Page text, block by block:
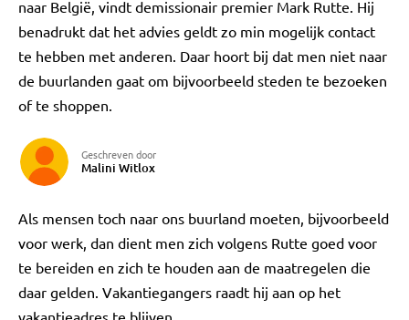
naar België, vindt demissionair premier Mark Rutte. Hij
benadrukt dat het advies geldt zo min mogelijk contact
te hebben met anderen. Daar hoort bij dat men niet naar
de buurlanden gaat om bijvoorbeeld steden te bezoeken
of te shoppen.
Geschreven door
Malini Witlox
Als mensen toch naar ons buurland moeten, bijvoorbeeld
voor werk, dan dient men zich volgens Rutte goed voor
te bereiden en zich te houden aan de maatregelen die
daar gelden. Vakantiegangers raadt hij aan op het
vakantieadres te blijven.